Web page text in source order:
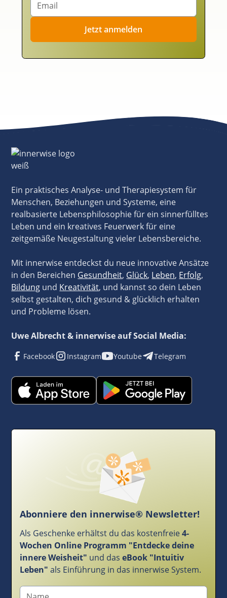
Ein praktisches Analyse- und Therapiesystem für
Menschen, Beziehungen und Systeme, eine
realbasierte Lebensphilosophie für ein sinnerfülltes
Leben und ein kreatives Feuerwerk für eine
zeitgemäße Neugestaltung vieler Lebensbereiche.
Mit innerwise entdeckst du neue innovative Ansätze
in den Bereichen Gesundheit, Glück, Leben, Erfolg,
Bildung und Kreativität, und kannst so dein Leben
selbst gestalten, dich gesund & glücklich erhalten
und Probleme lösen.
Uwe Albrecht & innerwise auf Social Media:
Facebook Instagram Youtube Telegram
Abonniere den innerwise® Newsletter!
Als Geschenke erhältst du das kostenfreie4-
Wochen Online Programm "Entdecke deine
innere Weisheit" und das eBook "Intuitiv
Leben"als Einführung in das innerwise System.